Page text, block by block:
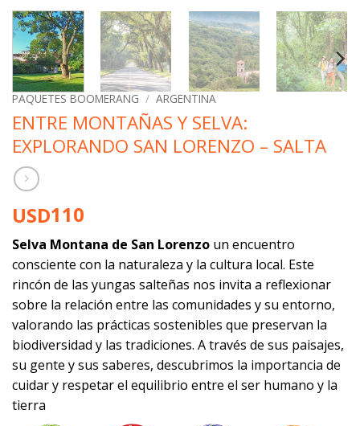
PAQUETES BOOMERANG / ARGENTINA
ENTRE MONTAÑAS Y SELVA:
EXPLORANDO SAN LORENZO – SALTA
USD110
Selva Montana de San Lorenzo un encuentro
consciente con la naturaleza y la cultura local. Este
rincón de las yungas salteñas nos invita a reflexionar
sobre la relación entre las comunidades y su entorno,
valorando las prácticas sostenibles que preservan la
biodiversidad y las tradiciones. A través de sus paisajes,
su gente y sus saberes, descubrimos la importancia de
cuidar y respetar el equilibrio entre el ser humano y la
tierra